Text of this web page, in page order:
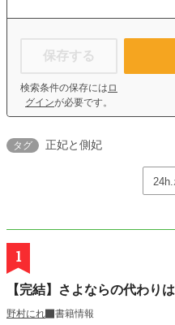
保存する
検索条件の保存には ロ
グインが必要です。
タグ 正妃と側妃
1
【完結】さよならの代わりは
野村にれ
書籍情報